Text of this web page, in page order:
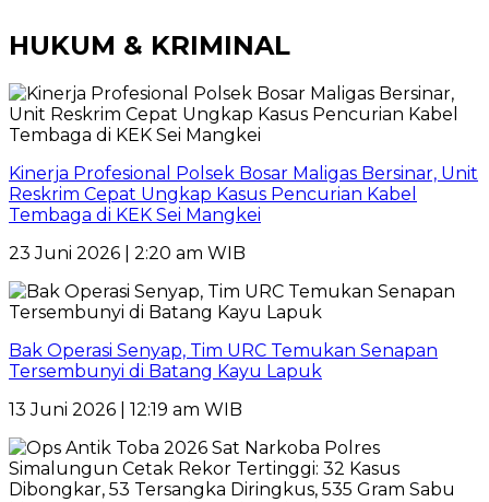
HUKUM & KRIMINAL
Kinerja Profesional Polsek Bosar Maligas Bersinar, Unit
Reskrim Cepat Ungkap Kasus Pencurian Kabel
Tembaga di KEK Sei Mangkei
23 Juni 2026 | 2:20 am WIB
Bak Operasi Senyap, Tim URC Temukan Senapan
Tersembunyi di Batang Kayu Lapuk
13 Juni 2026 | 12:19 am WIB